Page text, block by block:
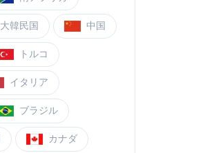
大韓民国 中国
トルコ
イタリア
ブラジル
カナダ